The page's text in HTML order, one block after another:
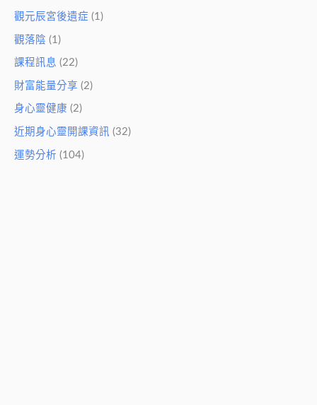
觀元辰宮後遺症 (1)
觀落陰 (1)
課程訊息 (22)
財富能量分享 (2)
身心靈健康 (2)
近期身心靈開課資訊 (32)
運勢分析 (104)